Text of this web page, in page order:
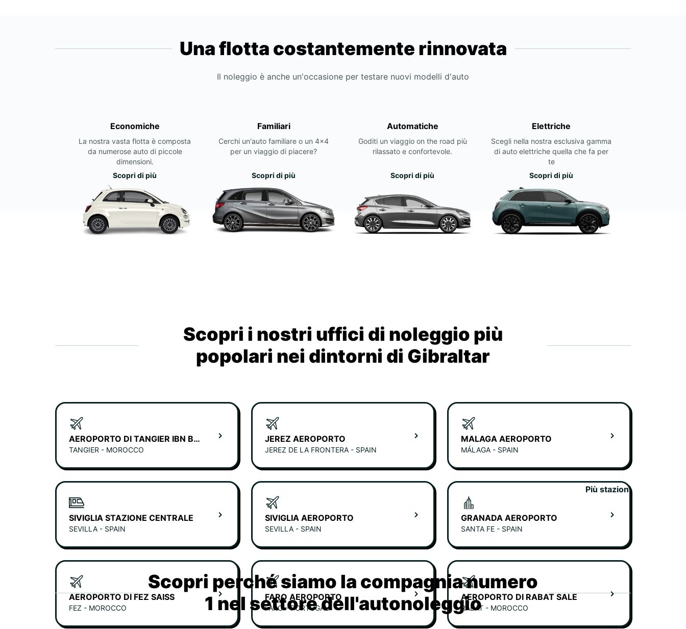
Una flotta costantemente rinnovata
Il noleggio è anche un'occasione per testare nuovi modelli d'auto
Economiche
La nostra vasta flotta è composta
da numerose auto di piccole
dimensioni.
Scopri di più
Familiari
Cerchi un'auto familiare o un 4x4
per un viaggio di piacere?
Scopri di più
Automatiche
Goditi un viaggio on the road più
rilassato e confortevole.
Scopri di più
Elettriche
Scegli nella nostra esclusiva gamma
di auto elettriche quella che fa per
te
Scopri di più
Scopri i nostri uffici di noleggio più
popolari nei dintorni di Gibraltar
AEROPORTO DI TANGIER IBN BATOUTA
TANGIER - MOROCCO
JEREZ AEROPORTO
JEREZ DE LA FRONTERA - SPAIN
MALAGA AEROPORTO
MÁLAGA - SPAIN
SIVIGLIA STAZIONE CENTRALE
SEVILLA - SPAIN
SIVIGLIA AEROPORTO
SEVILLA - SPAIN
GRANADA AEROPORTO
SANTA FE - SPAIN
AEROPORTO DI FEZ SAISS
FEZ - MOROCCO
FARO AEROPORTO
FARO - PORTUGAL
AEROPORTO DI RABAT SALE
RABAT - MOROCCO
Più stazioni
Scopri perché siamo la compagnia numero
1 nel settore dell'autonoleggio